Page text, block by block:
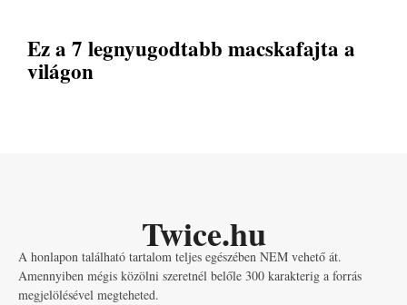
Ez a 7 legnyugodtabb macskafajta a
világon
Twice.hu
A honlapon található tartalom teljes egészében NEM vehető át.
Amennyiben mégis közölni szeretnél belőle 300 karakterig a forrás
megjelölésével megteheted.